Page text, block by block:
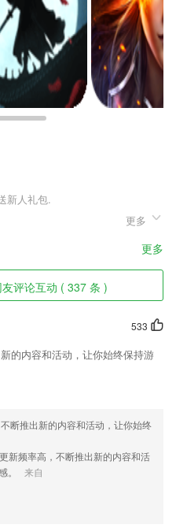
力的平台，为什么只能凭借自己
戏加入了一个非常强悍的房子作为
行为去获得任何一个场次的胜利，
，保证游戏对局的质量，不会出现
可分析各词语解释、发音及拼
号、专家问诊、微医快约、免费问
贴心呵护！
深书迷倾情奉献,请允许我们拯救
研究专家做咨询顾问，邀请教育信
与实验指导；
更多
更多
评论互动 ( 337 条 )
533
的内容和活动，让你始终保持游
断推出新的内容和活动，让你始终
新频率高，不断推出新的内容和活
。
来自